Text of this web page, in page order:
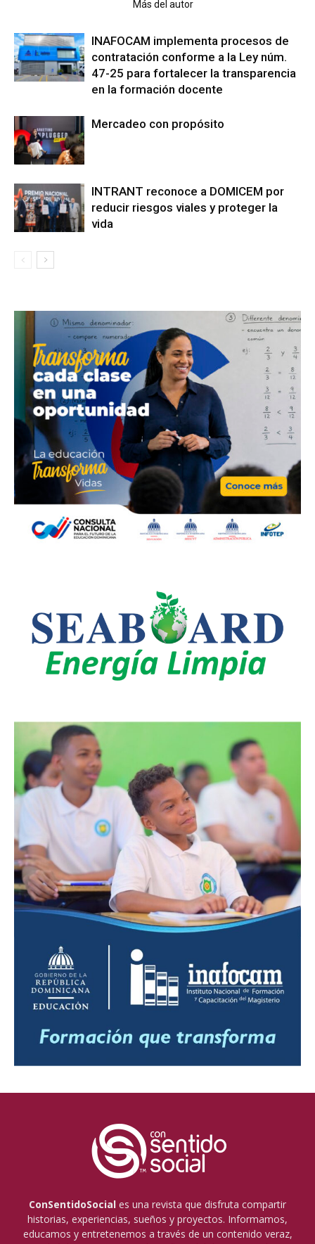
Más del autor
INAFOCAM implementa procesos de
contratación conforme a la Ley núm.
47-25 para fortalecer la transparencia
en la formación docente
Mercadeo con propósito
INTRANT reconoce a DOMICEM por
reducir riesgos viales y proteger la
vida
ConSentidoSocial es una revista que disfruta compartir
historias, experiencias, sueños y proyectos. Informamos,
educamos y entretenemos a través de un contenido veraz,